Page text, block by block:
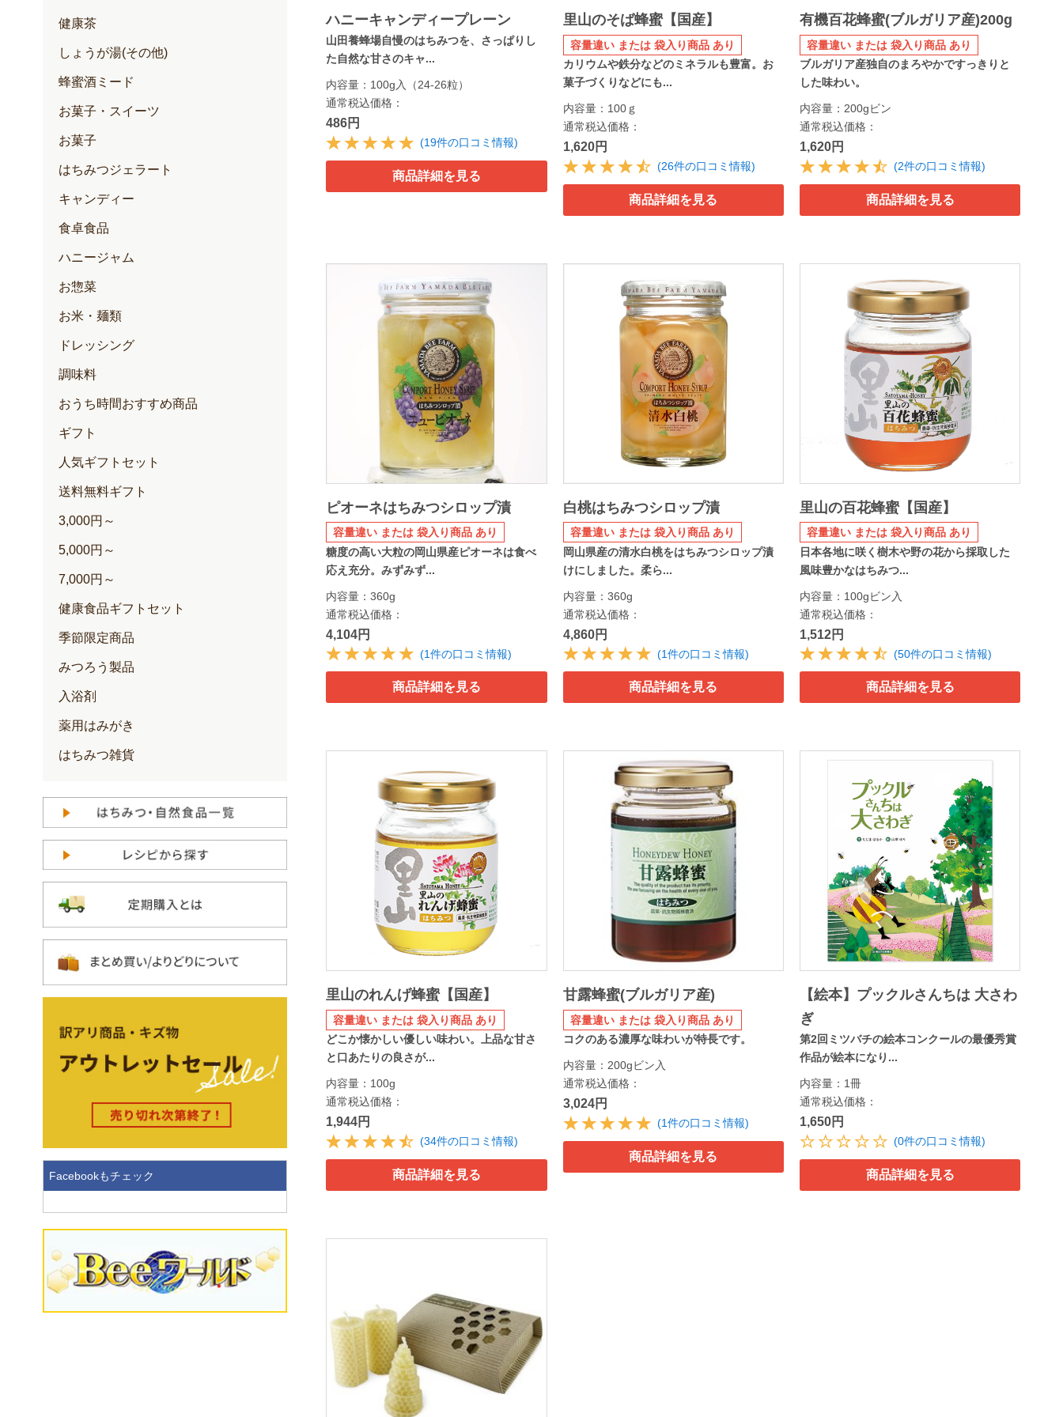
健康茶
しょうが湯(その他)
蜂蜜酒ミード
お菓子・スイーツ
お菓子
はちみつジェラート
キャンディー
食卓食品
ハニージャム
お惣菜
お米・麺類
ドレッシング
調味料
おうち時間おすすめ商品
ギフト
人気ギフトセット
送料無料ギフト
3,000円～
5,000円～
7,000円～
健康食品ギフトセット
季節限定商品
みつろう製品
入浴剤
薬用はみがき
はちみつ雑貨
Facebookもチェック
ハニーキャンディープレーン
山田養蜂場自慢のはちみつを、さっぱりし
た自然な甘さのキャ...
内容量：100g入（24-26粒）
通常税込価格：
486円
(19件の口コミ情報)
商品詳細を見る
里山のそば蜂蜜【国産】
容量違い または 袋入り商品 あり
カリウムや鉄分などのミネラルも豊富。お
菓子づくりなどにも...
内容量：100ｇ
通常税込価格：
1,620円
(26件の口コミ情報)
商品詳細を見る
有機百花蜂蜜(ブルガリア産)200g
容量違い または 袋入り商品 あり
ブルガリア産独自のまろやかですっきりと
した味わい。
内容量：200gビン
通常税込価格：
1,620円
(2件の口コミ情報)
商品詳細を見る
ピオーネはちみつシロップ漬
容量違い または 袋入り商品 あり
糖度の高い大粒の岡山県産ピオーネは食べ
応え充分。みずみず...
内容量：360g
通常税込価格：
4,104円
(1件の口コミ情報)
商品詳細を見る
白桃はちみつシロップ漬
容量違い または 袋入り商品 あり
岡山県産の清水白桃をはちみつシロップ漬
けにしました。柔ら...
内容量：360g
通常税込価格：
4,860円
(1件の口コミ情報)
商品詳細を見る
里山の百花蜂蜜【国産】
容量違い または 袋入り商品 あり
日本各地に咲く樹木や野の花から採取した
風味豊かなはちみつ...
内容量：100gビン入
通常税込価格：
1,512円
(50件の口コミ情報)
商品詳細を見る
里山のれんげ蜂蜜【国産】
容量違い または 袋入り商品 あり
どこか懐かしい優しい味わい。上品な甘さ
と口あたりの良さが...
内容量：100g
通常税込価格：
1,944円
(34件の口コミ情報)
商品詳細を見る
甘露蜂蜜(ブルガリア産)
容量違い または 袋入り商品 あり
コクのある濃厚な味わいが特長です。
内容量：200gビン入
通常税込価格：
3,024円
(1件の口コミ情報)
商品詳細を見る
【絵本】プックルさんちは 大さわ
ぎ
第2回ミツバチの絵本コンクールの最優秀賞
作品が絵本になり...
内容量：1冊
通常税込価格：
1,650円
(0件の口コミ情報)
商品詳細を見る